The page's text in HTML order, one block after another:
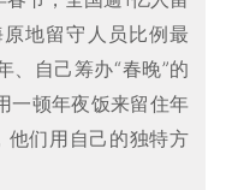
地留守人员比例最
、自己筹办“春晚”的
一顿年夜饭来留住年
们用自己的独特方